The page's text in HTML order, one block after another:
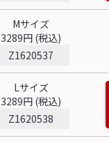
Mサイズ
3289円 (税込)
Z1620537
Lサイズ
3289円 (税込)
Z1620538